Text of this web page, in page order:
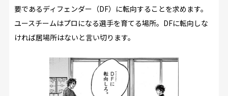
要であるディフェンダー（DF）に転向することを求めます。
ユースチームはプロになる選手を育てる場所。DFに転向しな
ければ居場所はないと言い切ります。